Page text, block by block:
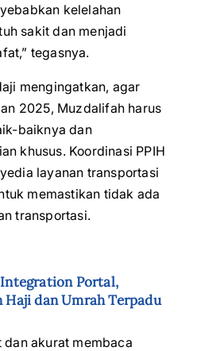
kelelahan
sakit dan menjadi
tegasnya.
mengingatkan, agar
2025, Muzdalifah harus
baiknya dan
khusus. Koordinasi PPIH
layanan transportasi
memastikan tidak ada
transportasi.
Portal,
Haji dan Umrah Terpadu
dan akurat membaca